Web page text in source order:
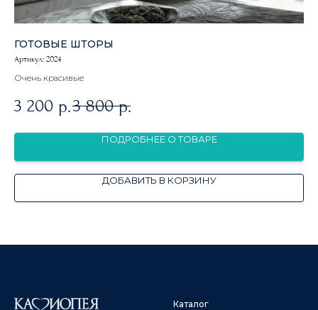
ГОТОВЫЕ ШТОРЫ
Артикул: 2024
Очень красивые
3 200 р.3 800 р.
ПОДРОБНЕЕ О ТОВАРЕ
ДОБАВИТЬ В КОРЗИНУ
Каталог